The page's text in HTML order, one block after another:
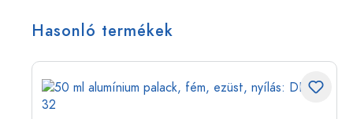
Hasonló termékek